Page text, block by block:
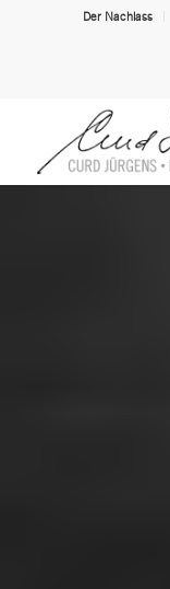
Der Nachlass